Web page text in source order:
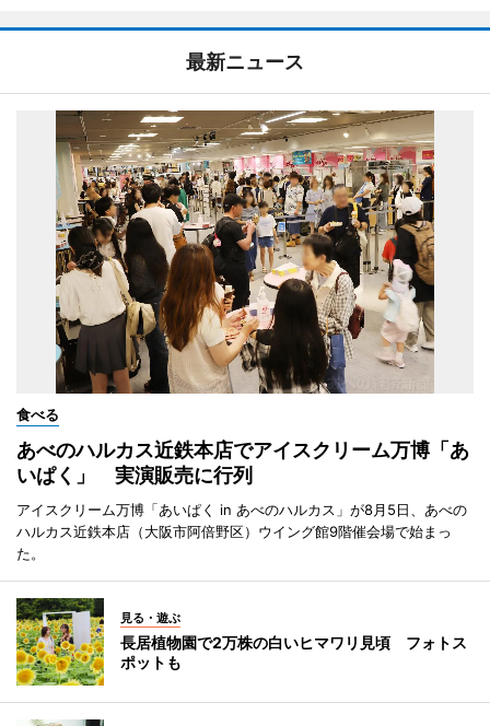
最新ニュース
食べる
あべのハルカス近鉄本店でアイスクリーム万博「あ
いぱく」 実演販売に行列
アイスクリーム万博「あいぱく in あべのハルカス」が8月5日、あべの
ハルカス近鉄本店（大阪市阿倍野区）ウイング館9階催会場で始まっ
た。
見る・遊ぶ
長居植物園で2万株の白いヒマワリ見頃 フォトス
ポットも